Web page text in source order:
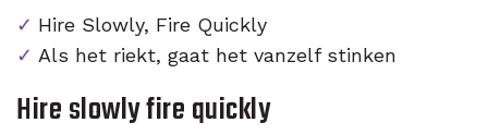
Hire Slowly, Fire Quickly
Als het riekt, gaat het vanzelf stinken
Hire slowly fire quickly